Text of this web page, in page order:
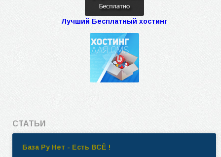
Лучший Бесплатный хостинг
СТАТЬИ
База Ру Нет - Есть ВСЁ !